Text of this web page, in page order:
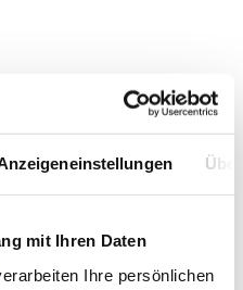
mit Ihren Daten
Ihre persönlichen